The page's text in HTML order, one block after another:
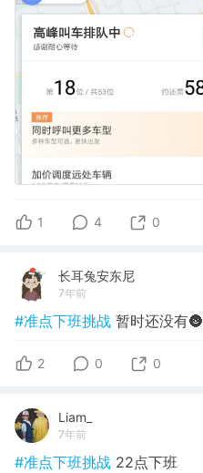
1 4 0
长耳兔安东尼
7年前
#准点下班挑战 暂时还没有🌚
2 0 0
Liam_
7年前
#准点下班挑战 22点下班